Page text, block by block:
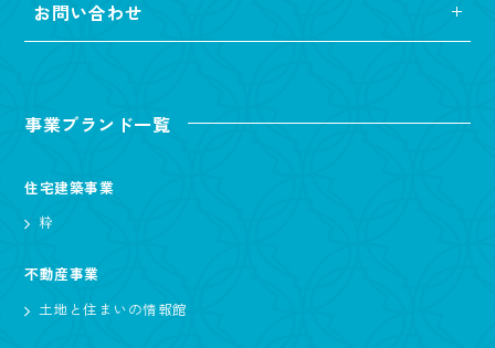
お問い合わせ
事業ブランド一覧
住宅建築事業
粋
不動産事業
土地と住まいの情報館